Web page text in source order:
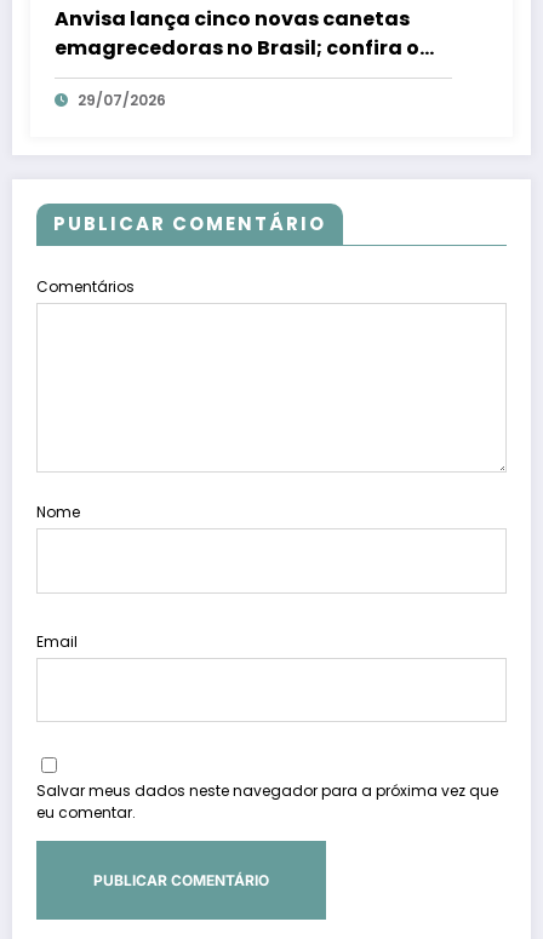
Anvisa lança cinco novas canetas
emagrecedoras no Brasil; confira o
que são – Em Dia ES
29/07/2026
PUBLICAR COMENTÁRIO
Comentários
Nome
Email
Salvar meus dados neste navegador para a próxima vez que
eu comentar.